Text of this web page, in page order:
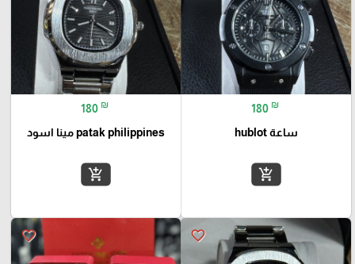
180 ₪
ساعة hublot
add_shopping_cart
180 ₪
patak philippines مينا اسود
add_shopping_cart
favorite_border
favorite_border